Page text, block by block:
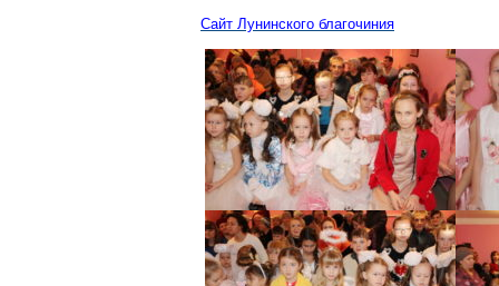
Сайт Лунинского благочиния